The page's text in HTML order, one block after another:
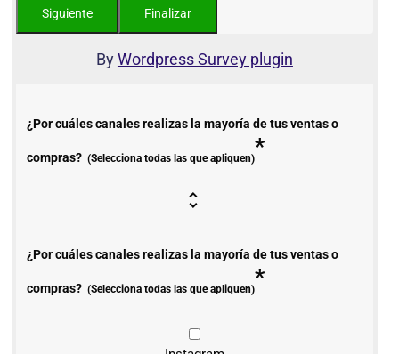
ByWordpress Survey plugin
¿Por cuáles canales realizas la mayoría de tus ventas o
compras? (Selecciona todas las que apliquen)*
¿Por cuáles canales realizas la mayoría de tus ventas o
compras? (Selecciona todas las que apliquen)*